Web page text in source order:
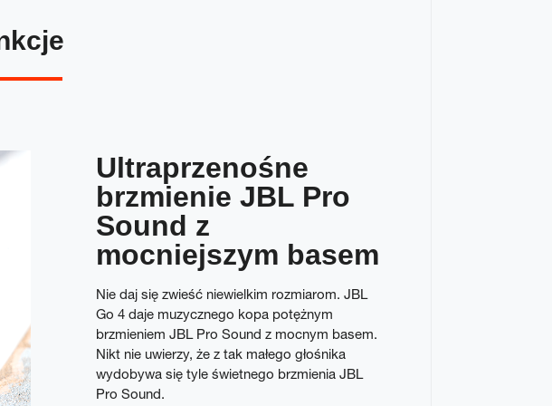
Ultraprzenośne
brzmienie JBL Pro
Sound z
mocniejszym basem
Nie daj się zwieść niewielkim rozmiarom. JBL
Go 4 daje muzycznego kopa potężnym
brzmieniem JBL Pro Sound z mocnym basem.
Nikt nie uwierzy, że z tak małego głośnika
wydobywa się tyle świetnego brzmienia JBL
Pro Sound.